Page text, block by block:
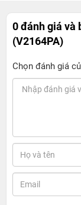
0 đánh giá và
(V2164PA)
Chọn đánh giá